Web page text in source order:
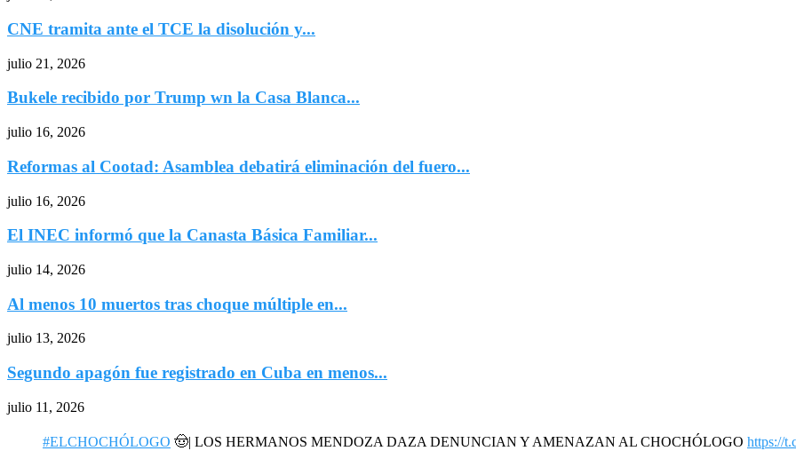
CNE tramita ante el TCE la disolución y...
julio 21, 2026
Bukele recibido por Trump wn la Casa Blanca...
julio 16, 2026
Reformas al Cootad: Asamblea debatirá eliminación del fuero...
julio 16, 2026
El INEC informó que la Canasta Básica Familiar...
julio 14, 2026
Al menos 10 muertos tras choque múltiple en...
julio 13, 2026
Segundo apagón fue registrado en Cuba en menos...
julio 11, 2026
#ELCHOCHÓLOGO 🤠| LOS HERMANOS MENDOZA DAZA DENUNCIAN Y AMENAZAN AL CHOCHÓLOGO https://